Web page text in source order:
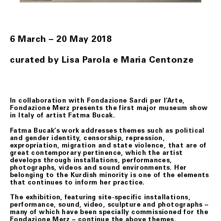
troverà un messaggio di avviso di mancata consegna con
Cliente, darà istruzioni per la risoluzione del problema.
(14) giorni lavorativi a far data dal giorno del ricevimento
degli stessi.
prodotto/i si intendono restituiti nel momento in cui
vengono consegnati al corriere.
I prodotti oggetto del recesso viaggiano a rischio del
Cliente. Qualora pervengano danneggiati a Fondazione
Merz, quest’ultimo gliene darà comunicazione allo scopo
di consentire, ove possibile, di denunziare il danno
all’ufficio postale o al corriere prescelti per la
La richiesta di recesso dovrà essere anticipata a
Fondazione Merz, tramite il seguente indirizzo e-mail:
biglietteria@fondazionemerz.org e, soltanto a seguito di
6 March – 20 May 2018
curated by Lisa Parola e Maria Centonze
In collaboration with Fondazione Sardi per l’Arte,
Fondazione Merz presents the first major museum show
in Italy of artist Fatma Bucak.
Fatma Bucak’s work addresses themes such as political
and gender identity, censorship, repression,
expropriation, migration and state violence, that are of
great contemporary pertinence, which the artist
develops through installations, performances,
photographs, videos and sound environments. Her
belonging to the Kurdish minority is one of the elements
that continues to inform her practice.
The exhibition, featuring site-specific installations,
performance, sound, video, sculpture and photographs –
many of which have been specially commissioned for the
Fondazione Merz – continue the above themes.